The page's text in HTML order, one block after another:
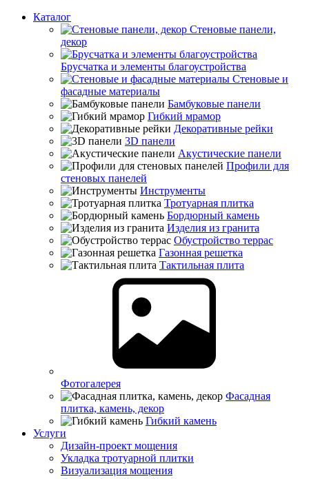
Каталог
Стеновые панели,
декор
Брусчатка и элементы благоустройства
Стеновые и
фасадные материалы
Бамбуковые панели
Гибкий мрамор
Декоративные рейки
3D панели
Акустические панели
Профили для
стеновых панелей
Инструменты
Тротуарная плитка
Бордюрный камень
Изделия из гранита
Обустройство террас
Газонная решетка
Тактильная плита
Фотогалерея
Фасадная
плитка, камень, декор
Гибкий камень
Услуги
Дизайн-проект мощения
Укладка тротуарной плитки
Визуализация мощения